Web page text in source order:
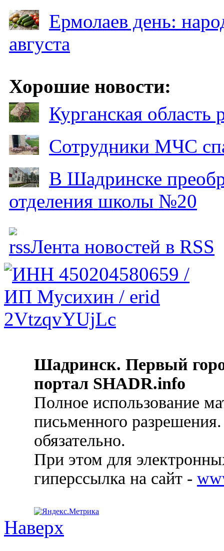
Ермолаев день:
августа
Хорошие новости:
Курганская
Сотрудники МЧС
В Шадринске
отделения школы №20
Лента новостей в RSS
Шадринск. Первый
портал SHADR.info
Полное использование
письменного
обязательно.
При этом для
гиперссылка на сайт -
Наверх